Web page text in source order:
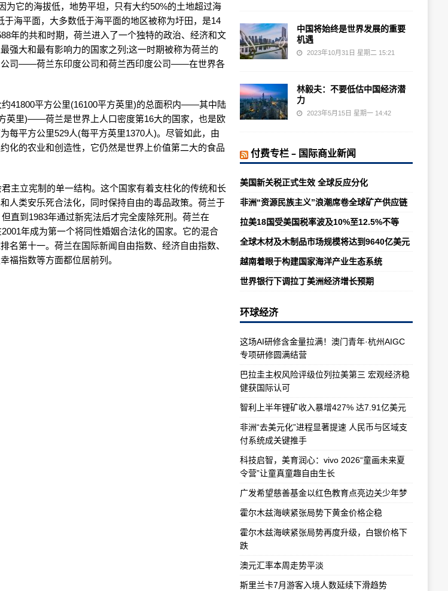
为它的海拔低，地势平坦，只有大约50%的土地超过海
于海平面，大多数低于海平面的地区被称为圩田，是14
年的共和时期，荷兰进入了一个独特的政治、经济和文
强大和最有影响力的国家之列;这一时期被称为荷兰的
公司——荷兰东印度公司和荷兰西印度公司——在世界各
41800平方公里(16100平方英里)的总面积内——其中陆
英里)——荷兰是世界上人口密度第16大的国家，也是欧
每平方公里529人(每平方英里1370人)。尽管如此，由
化的农业和创造性，它仍然是世界上价值第二大的食品
主立宪制的单一结构。这个国家有着支柱化的传统和长
人类安乐死合法化，同时保持自由的毒品政策。荷兰于
直到1983年通过新宪法后才完全废除死刑。荷兰在
年成为第一个将同性婚姻合法化的国家。它的混合
名第十一。荷兰在国际新闻自由指数、经济自由指数、
福指数等方面都位居前列。
中国将始终是世界发展的重要
机遇
2023年10月31日 星期二 15:21
林毅夫：不要低估中国经济潜
力
2023年5月15日 星期一 14:42
付费专栏 – 国际商业新闻
美国新关税正式生效 全球反应分化
非洲“资源民族主义”浪潮席卷全球矿产供应链
拉美18国受美国税率波及10%至12.5%不等
全球木材及木制品市场规模将达到9640亿美元
越南着眼于构建国家海洋产业生态系统
世界银行下调拉丁美洲经济增长预期
环球经济
这场AI研修含金量拉满！澳门青年·杭州AIGC
专项研修圆满结营
巴拉圭主权风险评级位列拉美第三 宏观经济稳
健获国际认可
智利上半年锂矿收入暴增427% 达7.91亿美元
非洲“去美元化”进程显著提速 人民币与区域支
付系统成关键推手
科技启智，美育润心：vivo 2026“童画未来夏
令营”让童真童趣自由生长
广发希望慈善基金以红色教育点亮边关少年梦
霍尔木兹海峡紧张局势下黄金价格企稳
霍尔木兹海峡紧张局势再度升级，白银价格下
跌
澳元汇率本周走势平淡
斯里兰卡7月游客入境人数延续下滑趋势